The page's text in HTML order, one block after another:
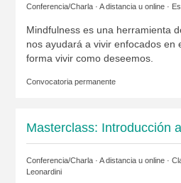
Conferencia/Charla · A distancia u online ·
Mindfulness es una herramienta
nos ayudará a vivir enfocados en
forma vivir como deseemos.
Convocatoria permanente
Masterclass: Introducción
Conferencia/Charla · A distancia u online ·
Leonardini